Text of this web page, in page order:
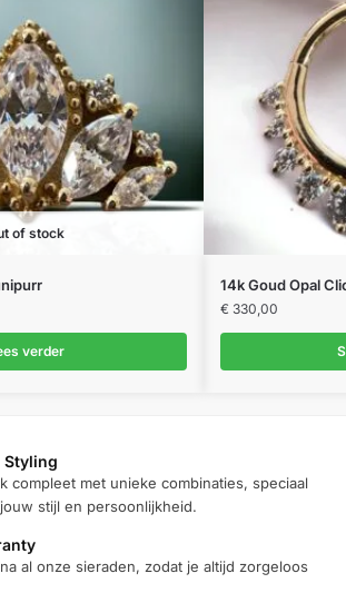
of stock
verder
14k Goud Opal
€ 330,00
Styling
compleet met unieke combinaties, speciaal
stijl en persoonlijkheid.
al onze sieraden, zodat je altijd zorgeloos